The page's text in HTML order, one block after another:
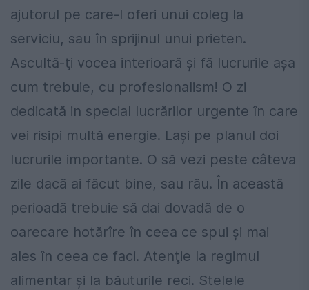
ajutorul pe care-l oferi unui coleg la
serviciu, sau în sprijinul unui prieten.
Ascultă-ţi vocea interioară şi fă lucrurile aşa
cum trebuie, cu profesionalism! O zi
dedicată in special lucrărilor urgente în care
vei risipi multă energie. Laşi pe planul doi
lucrurile importante. O să vezi peste câteva
zile dacă ai făcut bine, sau rău. În această
perioadă trebuie să dai dovadă de o
oarecare hotărîre în ceea ce spui şi mai
ales în ceea ce faci. Atenţie la regimul
alimentar şi la băuturile reci. Stelele